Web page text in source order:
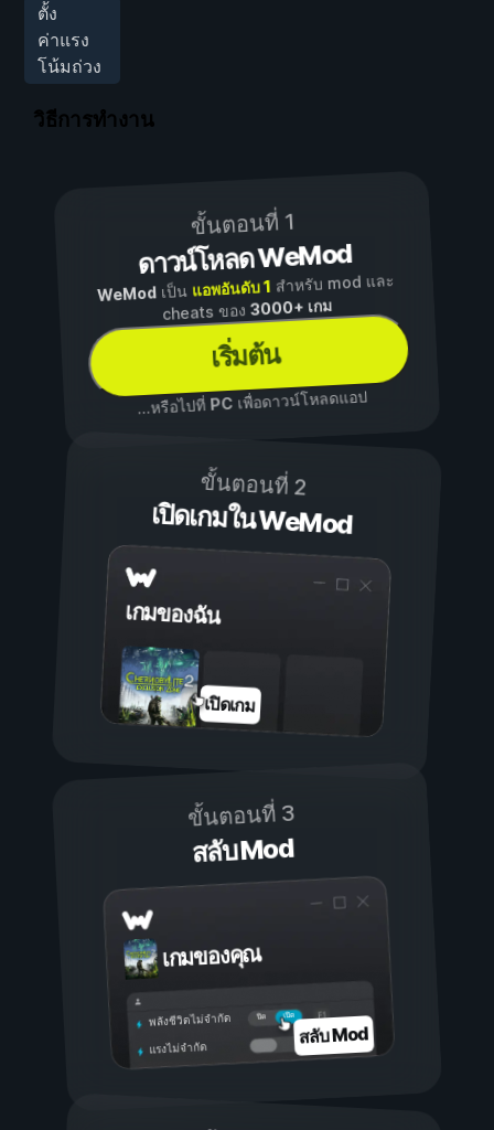
ตั้ง
ค่าแรง
โน้มถ่วง
วิธีการทำงาน
ขั้นตอนที่ 1
ดาวน์โหลด WeMod
WeModเป็น แอพอันดับ 1 สำหรับ mod และ
cheats ของ3000+ เกม
เริ่มต้น
...หรือไปที่ PCเพื่อดาวน์โหลดแอป
ขั้นตอนที่ 2
เปิดเกมใน WeMod
เกมของฉัน
เปิดเกม
ขั้นตอนที่ 3
สลับ Mod
เกมของคุณ
เปิด
ปิด
พลังชีวิตไม่จำกัด
แรงไม่จำกัด สลับ Mod